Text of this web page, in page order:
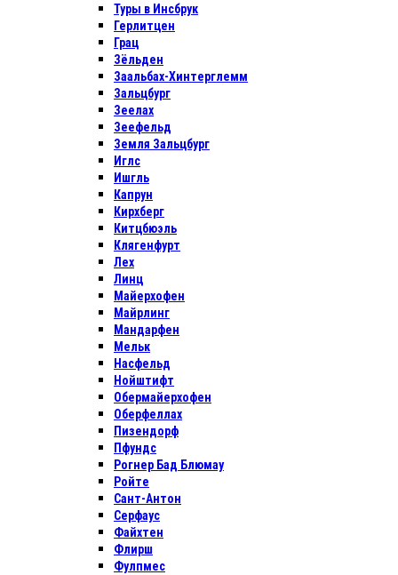
Туры в Инсбрук
Герлитцен
Грац
Зёльден
Заальбах-Хинтерглемм
Зальцбург
Зеелах
Зеефельд
Земля Зальцбург
Иглс
Ишгль
Капрун
Кирхберг
Китцбюэль
Клягенфурт
Лех
Линц
Майерхофен
Майрлинг
Мандарфен
Мельк
Насфельд
Нойштифт
Обермайерхофен
Оберфеллах
Пизендорф
Пфундс
Рогнер Бад Блюмау
Ройте
Сант-Антон
Серфаус
Файхтен
Флирш
Фулпмес